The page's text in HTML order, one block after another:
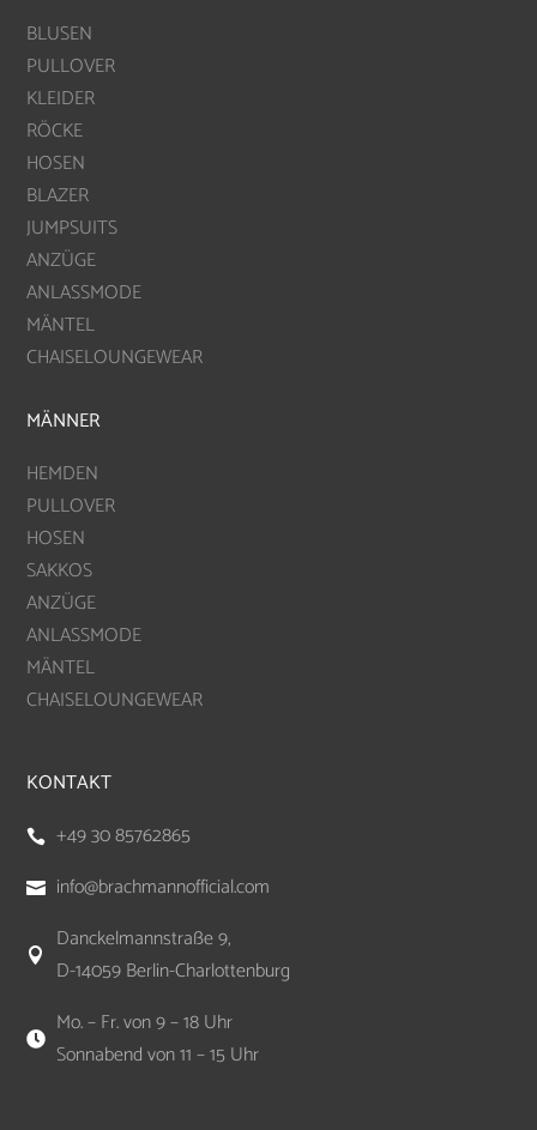
BLUSEN
PULLOVER
KLEIDER
RÖCKE
HOSEN
BLAZER
JUMPSUITS
ANZÜGE
ANLASSMODE
MÄNTEL
CHAISELOUNGEWEAR
MÄNNER
HEMDEN
PULLOVER
HOSEN
SAKKOS
ANZÜGE
ANLASSMODE
MÄNTEL
CHAISELOUNGEWEAR
KONTAKT
 +49 30 85762865
 info@brachmannofficial.com

Danckelmannstraße 9,
D-14059 Berlin-Charlottenburg

Mo. – Fr. von 9 – 18 Uhr
Sonnabend von 11 – 15 Uhr